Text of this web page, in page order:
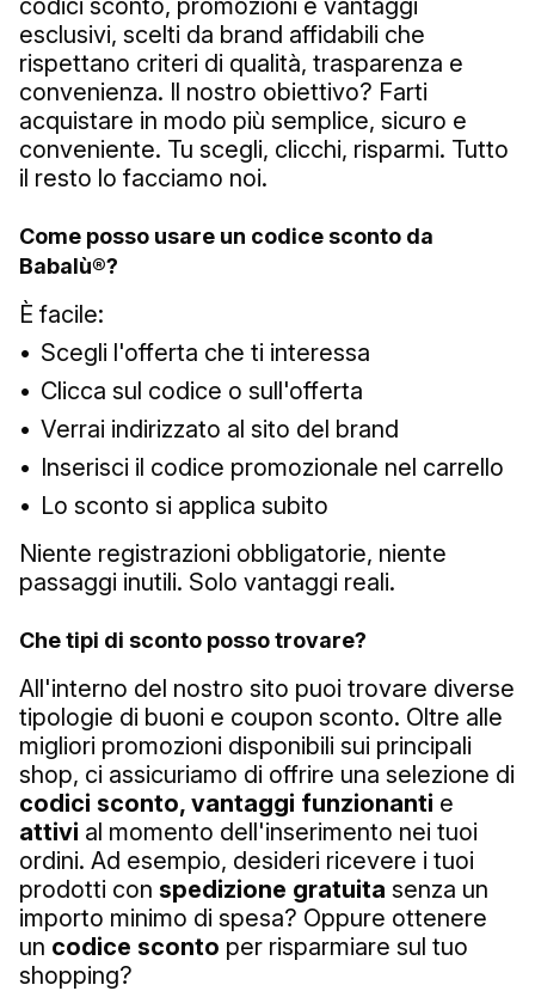
esclusivi, scelti da brand affidabili che
rispettano criteri di qualità, trasparenza e
convenienza. Il nostro obiettivo? Farti
acquistare in modo più semplice, sicuro e
conveniente. Tu scegli, clicchi, risparmi. Tutto
il resto lo facciamo noi.
Come posso usare un codice sconto da
Babalù®?
È facile:
• Scegli l'offerta che ti interessa
• Clicca sul codice o sull'offerta
• Verrai indirizzato al sito del brand
• Inserisci il codice promozionale nel carrello
• Lo sconto si applica subito
Niente registrazioni obbligatorie, niente
passaggi inutili. Solo vantaggi reali.
Che tipi di sconto posso trovare?
All'interno del nostro sito puoi trovare diverse
tipologie di buoni e coupon sconto. Oltre alle
migliori promozioni disponibili sui principali
shop, ci assicuriamo di offrire una selezione di
codici sconto, vantaggi funzionanti e
attivi al momento dell'inserimento nei tuoi
ordini. Ad esempio, desideri ricevere i tuoi
prodotti con spedizione gratuita senza un
importo minimo di spesa? Oppure ottenere
un codice sconto per risparmiare sul tuo
shopping?